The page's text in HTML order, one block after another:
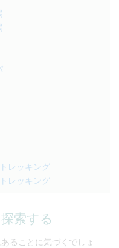
レッキング
レッキング
索する
ることに気づくでしょ